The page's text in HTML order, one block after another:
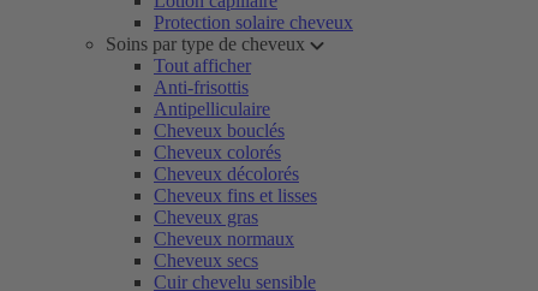
Protection solaire cheveux
Soins par type de cheveux
Tout afficher
Anti-frisottis
Antipelliculaire
Cheveux bouclés
Cheveux colorés
Cheveux décolorés
Cheveux fins et lisses
Cheveux gras
Cheveux normaux
Cheveux secs
Cuir chevelu sensible